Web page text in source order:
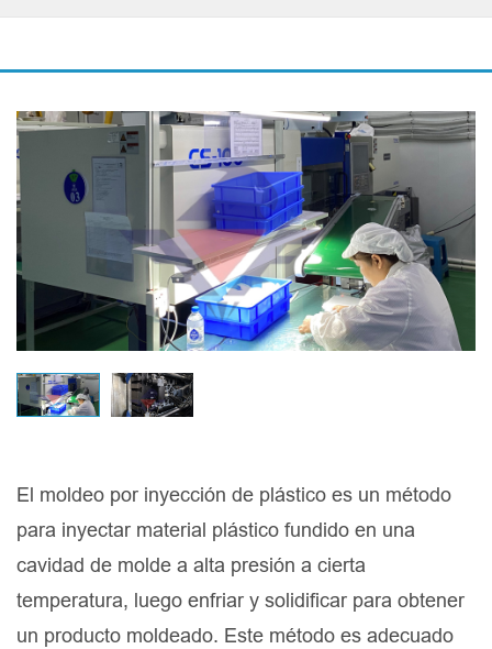
El moldeo por inyección de plástico es un método
para inyectar material plástico fundido en una
cavidad de molde a alta presión a cierta
temperatura, luego enfriar y solidificar para obtener
un producto moldeado. Este método es adecuado